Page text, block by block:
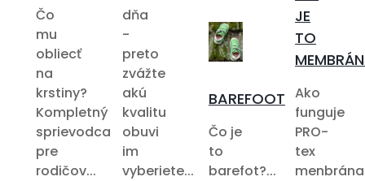
Čo
mu
obliecť
na
krstiny?
Kompletný
sprievodca
pre
rodičov...
dňa
-
preto
zvážte
akú
kvalitu
obuvi
im
vyberiete...
BAREFOOT
Čo je
to
barefot?...
JE
TO
Ako
funguje
PRO-
tex